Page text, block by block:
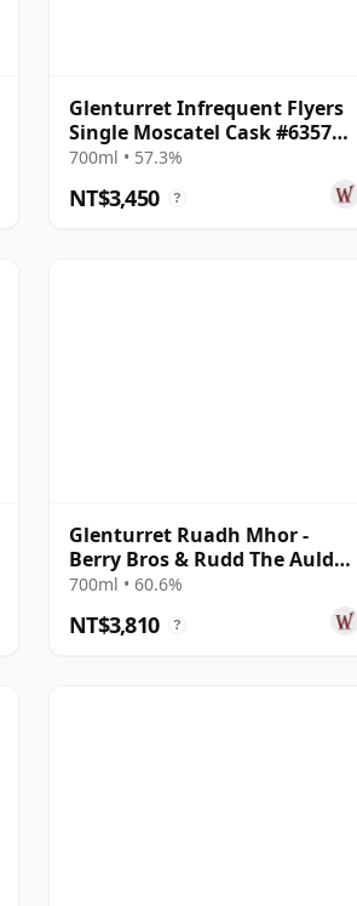
Glenturret Infrequent Flyers
Single Moscatel Cask #6357
2010 14 年
700ml • 57.3%
NT$3,450 ?
Glenturret Ruadh Mhor -
Berry Bros & Rudd The Auld
And The Bo 2011 14 年
700ml • 60.6%
NT$3,810 ?